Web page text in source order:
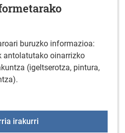
buruzko informazioa:
antolatutako oinarrizko
(igeltserotza, pintura,
irakurri